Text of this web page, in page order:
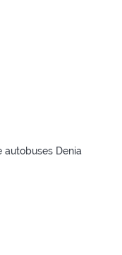
autobuses Denia